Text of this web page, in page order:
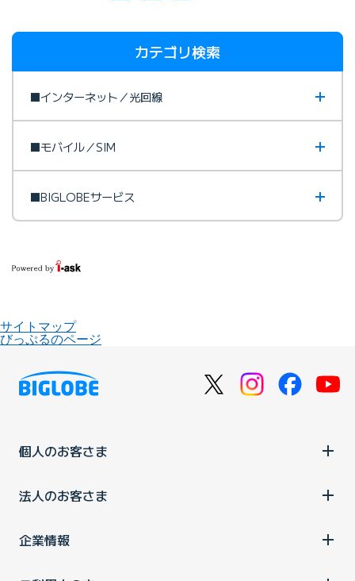
カテゴリ検索
■インターネット／光回線
■モバイル／SIM
■BIGLOBEサービス
サイトマップ
びっぷるのページ
個人のお客さま
法人のお客さま
企業情報